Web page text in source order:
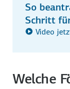
So
Schritt
Video
Welche